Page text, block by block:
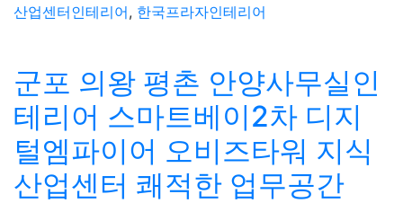
산업센터인테리어, 한국프라자인테리어
군포 의왕 평촌 안양사무실인
테리어 스마트베이2차 디지
털엠파이어 오비즈타워 지식
산업센터 쾌적한 업무공간